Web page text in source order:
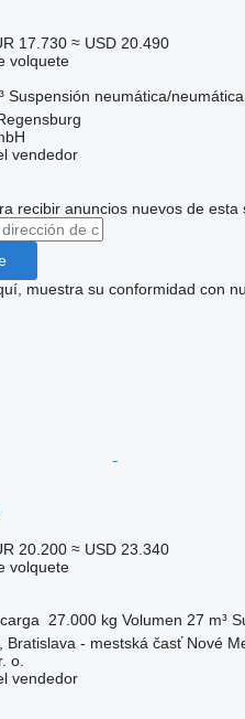
17.730 ≈ USD 20.490
volquete
Suspensión neumática/neumática
vendedor
recibir anuncios nuevos de esta
muestra su conformidad con
20.200 ≈ USD 23.340
volquete
27.000 kg Volumen 27 m³
Bratislava - mestská časť Nové
o.
vendedor